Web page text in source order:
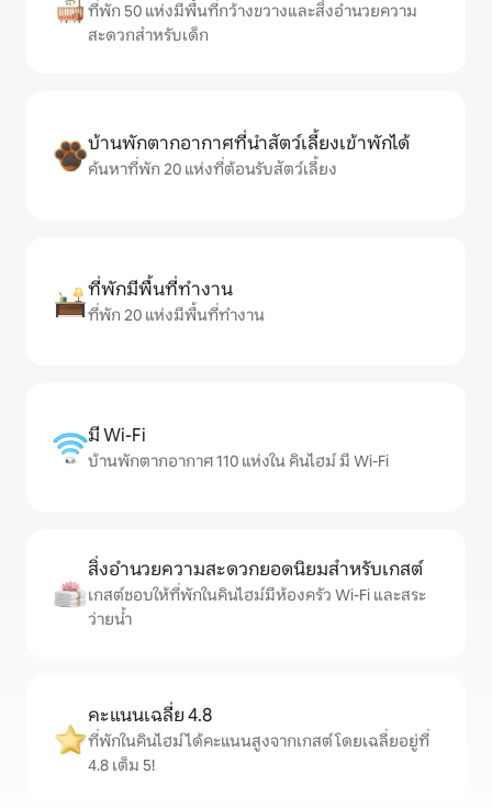
ที่พัก 50 แห่งมีพื้นที่กว้างขวางและสิ่งอำนวยความ
สะดวกสำหรับเด็ก
บ้านพักตากอากาศที่นำสัตว์เลี้ยงเข้าพักได้
ค้นหาที่พัก 20 แห่งที่ต้อนรับสัตว์เลี้ยง
ที่พักมีพื้นที่ทำงาน
ที่พัก 20 แห่งมีพื้นที่ทำงาน
มี Wi-Fi
บ้านพักตากอากาศ 110 แห่งใน คินไฮม์ มี Wi-Fi
สิ่งอำนวยความสะดวกยอดนิยมสำหรับเกสต์
เกสต์ชอบให้ที่พักในคินไฮม์มีห้องครัว Wi-Fi และสระ
ว่ายน้ำ
คะแนนเฉลี่ย 4.8
ที่พักในคินไฮม์ได้คะแนนสูงจากเกสต์ โดยเฉลี่ยอยู่ที่
4.8 เต็ม 5!